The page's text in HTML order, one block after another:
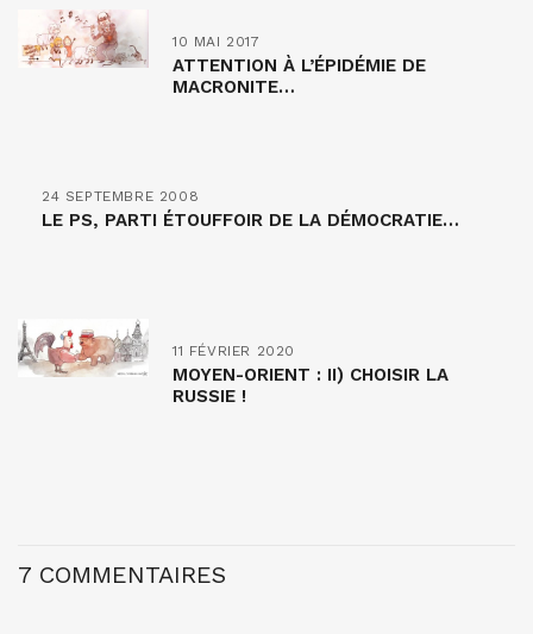
10 MAI 2017
ATTENTION À L’ÉPIDÉMIE DE
MACRONITE…
24 SEPTEMBRE 2008
LE PS, PARTI ÉTOUFFOIR DE LA DÉMOCRATIE…
11 FÉVRIER 2020
MOYEN-ORIENT : II) CHOISIR LA
RUSSIE !
7 COMMENTAIRES